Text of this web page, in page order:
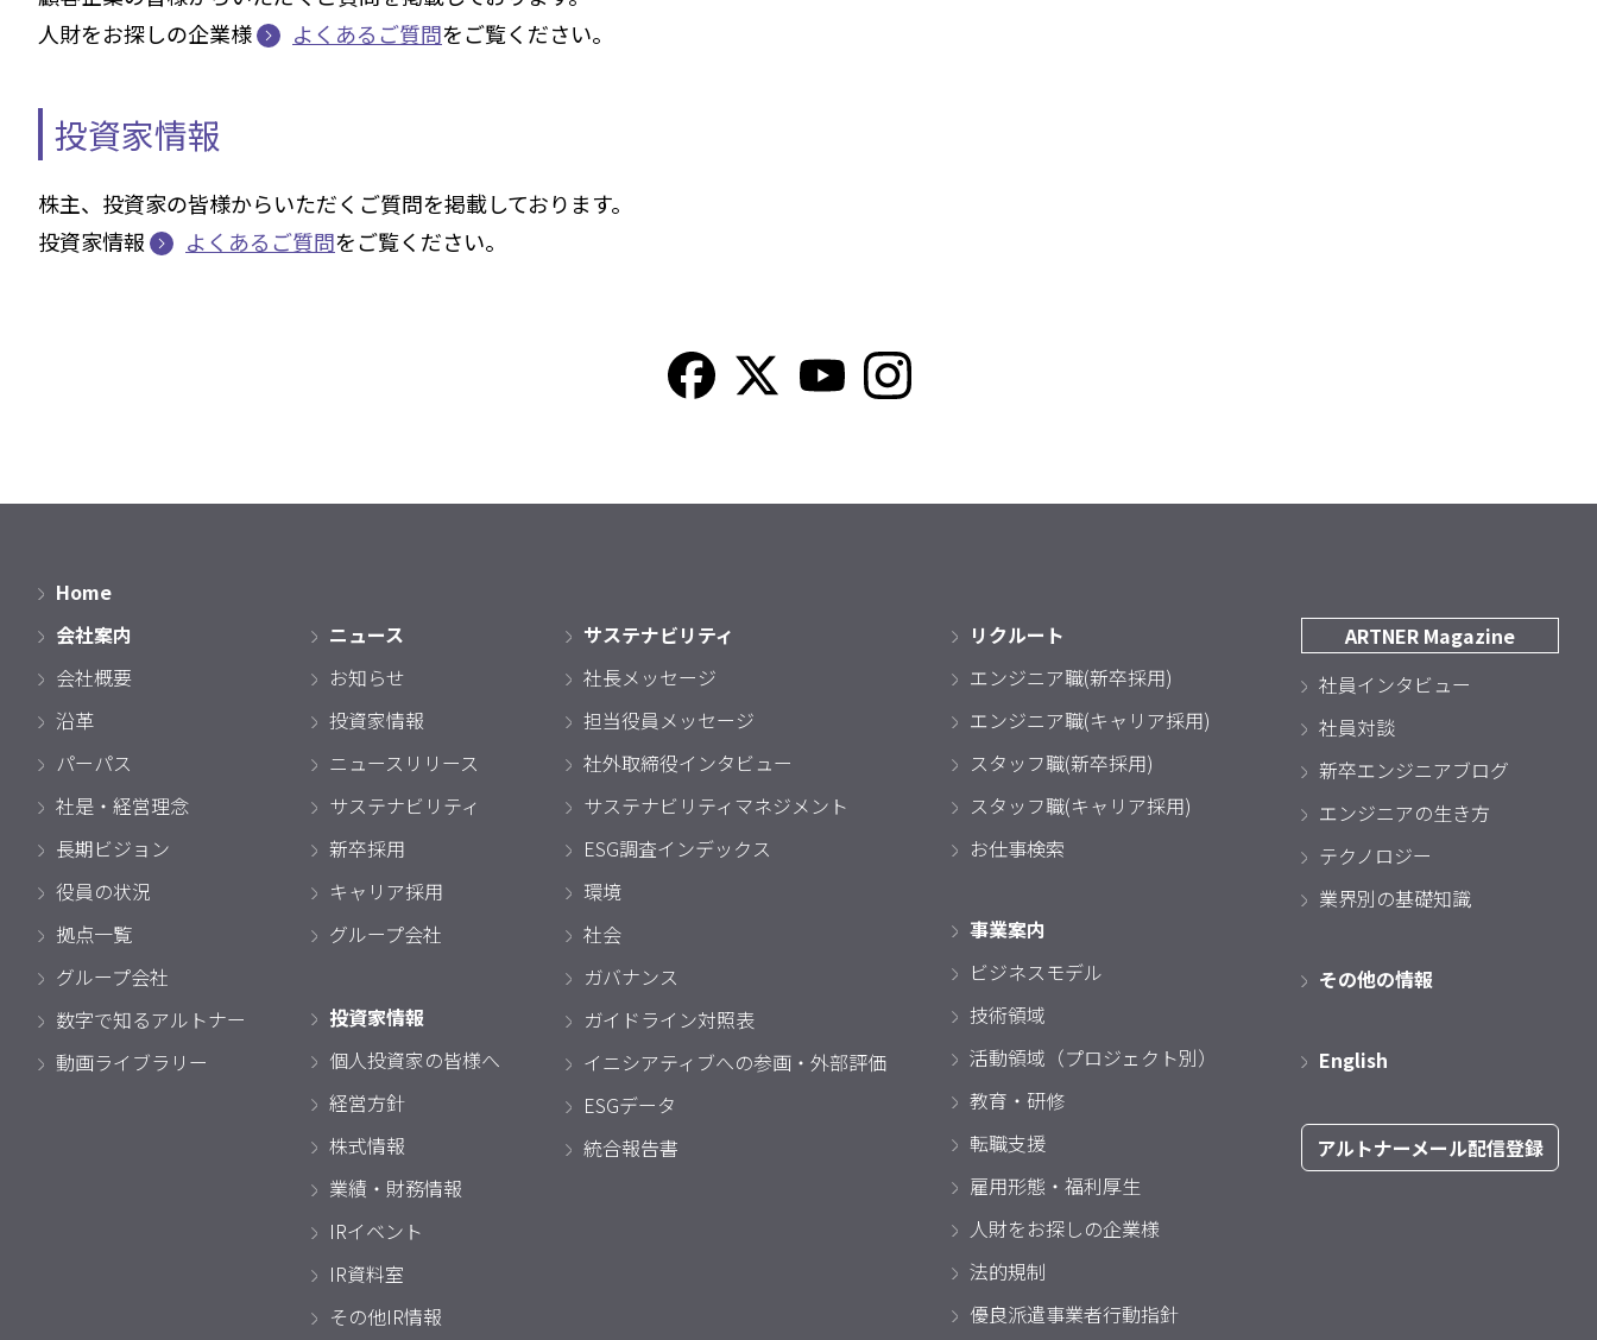
人財をお探しの企業様
よくあるご質問をご覧ください。
投資家情報
株主、投資家の皆様からいただくご質問を掲載しております。
投資家情報
よくあるご質問をご覧ください。
Home
会社案内
会社概要
沿革
パーパス
社是・経営理念
長期ビジョン
役員の状況
拠点一覧
グループ会社
数字で知るアルトナー
動画ライブラリー
ニュース
お知らせ
投資家情報
ニュースリリース
サステナビリティ
新卒採用
キャリア採用
グループ会社
投資家情報
個人投資家の皆様へ
経営方針
株式情報
業績・財務情報
IRイベント
IR資料室
その他IR情報
サステナビリティ
社長メッセージ
担当役員メッセージ
社外取締役インタビュー
サステナビリティマネジメント
ESG調査インデックス
環境
社会
ガバナンス
ガイドライン対照表
イニシアティブへの参画・外部評価
ESGデータ
統合報告書
リクルート
エンジニア職(新卒採用)
エンジニア職(キャリア採用)
スタッフ職(新卒採用)
スタッフ職(キャリア採用)
お仕事検索
事業案内
ビジネスモデル
技術領域
活動領域（プロジェクト別）
教育・研修
転職支援
雇用形態・福利厚生
人財をお探しの企業様
法的規制
優良派遣事業者行動指針
ARTNER Magazine
社員インタビュー
社員対談
新卒エンジニアブログ
エンジニアの生き方
テクノロジー
業界別の基礎知識
その他の情報
English
アルトナーメール配信登録